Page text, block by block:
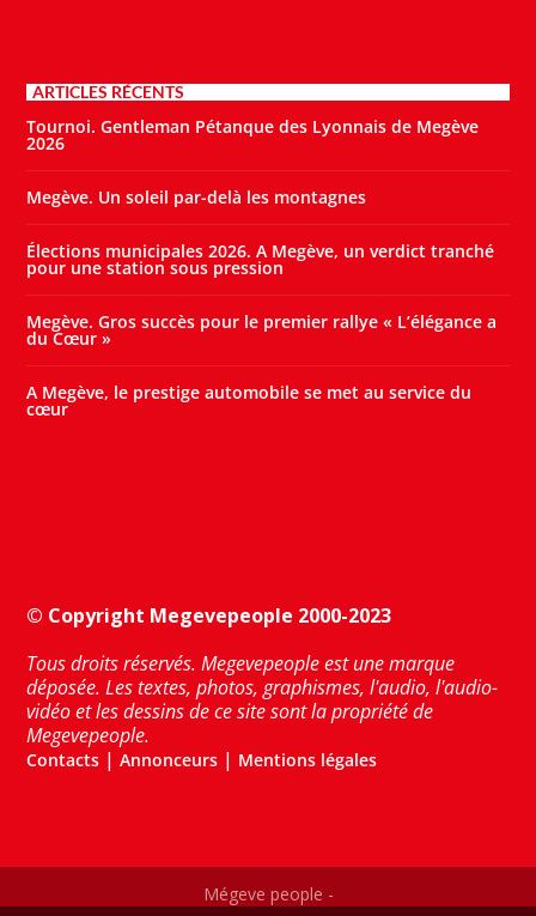
ARTICLES RÉCENTS
Tournoi. Gentleman Pétanque des Lyonnais de Megève
2026
Megève. Un soleil par-delà les montagnes
Élections municipales 2026. A Megève, un verdict tranché
pour une station sous pression
Megève. Gros succès pour le premier rallye « L’élégance a
du Cœur »
A Megève, le prestige automobile se met au service du
cœur
© Copyright Megevepeople 2000-2023
Tous droits réservés. Megevepeople est une marque
déposée. Les textes, photos, graphismes, l'audio, l'audio-
vidéo et les dessins de ce site sont la propriété de
Megevepeople.
Contacts |Annonceurs | Mentions légales
Mégeve people -